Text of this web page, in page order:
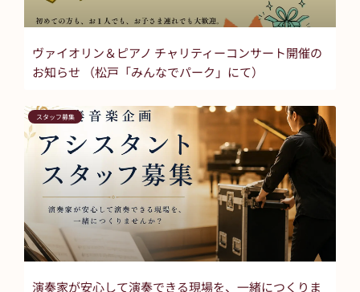
ヴァイオリン＆ピアノ チャリティーコンサート開催の
お知らせ （松戸「みんなでパーク」にて）
スタッフ募集
演奏家が安心して演奏できる現場を、一緒につくりま